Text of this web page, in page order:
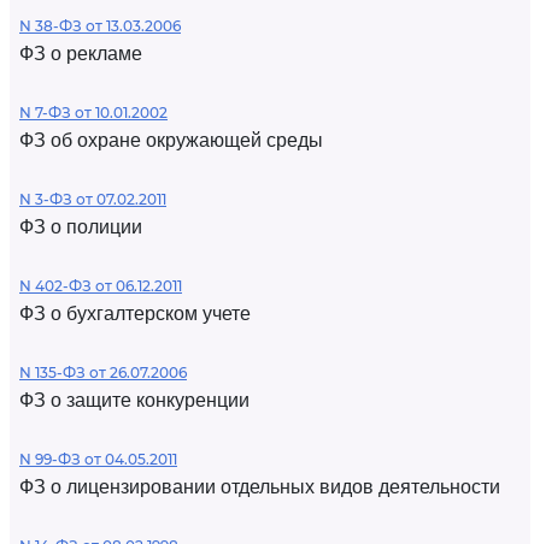
N 38-ФЗ от 13.03.2006
ФЗ о рекламе
N 7-ФЗ от 10.01.2002
ФЗ об охране окружающей среды
N 3-ФЗ от 07.02.2011
ФЗ о полиции
N 402-ФЗ от 06.12.2011
ФЗ о бухгалтерском учете
N 135-ФЗ от 26.07.2006
ФЗ о защите конкуренции
N 99-ФЗ от 04.05.2011
ФЗ о лицензировании отдельных видов деятельности